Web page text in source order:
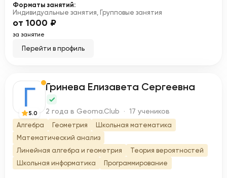
Форматы занятий:
Индивидуальные занятия, Групповые занятия
от 1000 ₽
за занятие
Перейти в профиль
Г
5.0
Гринева Елизавета Сергеевна
2 года в Geoma.Club · 17 учеников
Алгебра Геометрия
Школьная математика
Математический анализ
Линейная алгебра и геометрия
Теория вероятностей
Школьная информатика
Программирование